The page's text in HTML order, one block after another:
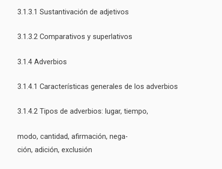
3.1.3.1 Sustantivación de adjetivos
3.1.3.2 Comparativos y superlativos
3.1.4 Adverbios
3.1.4.1 Características generales de los adverbios
3.1.4.2 Tipos de adverbios: lugar, tiempo,
modo, cantidad, afirmación, nega-
ción, adición, exclusión